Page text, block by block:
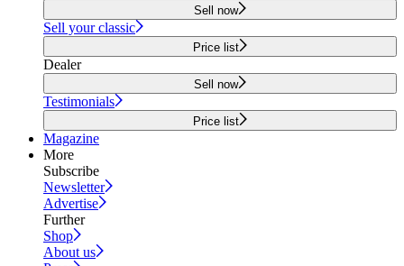
Sell now
Sell your classic
Price list
Dealer
Sell now
Testimonials
Price list
Magazine
More
Subscribe
Newsletter
Advertise
Further
Shop
About us